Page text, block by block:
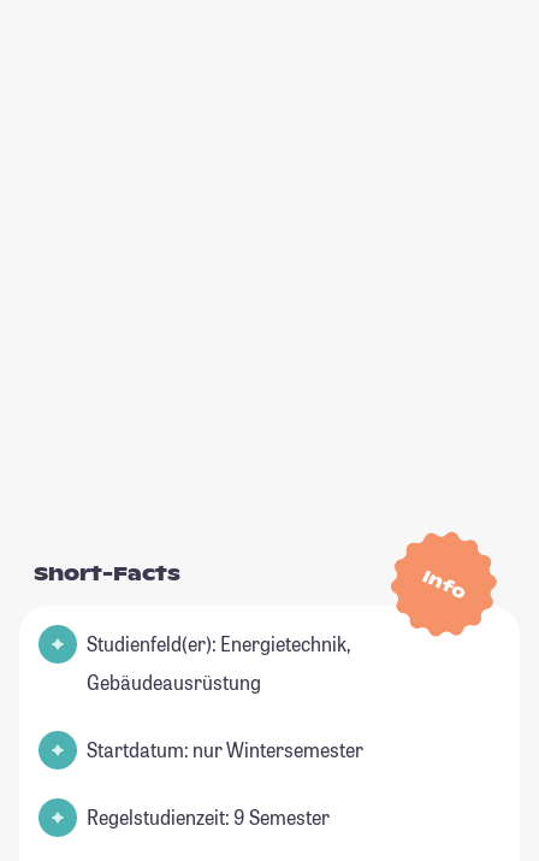
Info
Short-Facts
Studienfeld(er): Energietechnik,
Gebäudeausrüstung
Startdatum: nur Wintersemester
Regelstudienzeit: 9 Semester